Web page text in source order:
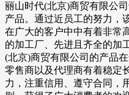
丽山时代(北京)商贸有限公
产品。通过近员工的努力，
在广大的客户中中有着非常
的加工厂、先进且齐全的加
(北京)商贸有限公司的产品
零售商以及代理商有着稳定
力，注重信用、遵守合同，